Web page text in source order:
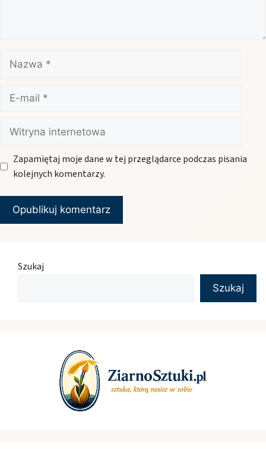
Nazwa
mail
Witryna
internetowa
Zapamiętaj moje dane w tej przeglądarce podczas pisania
kolejnych komentarzy.
Szukaj
Szukaj